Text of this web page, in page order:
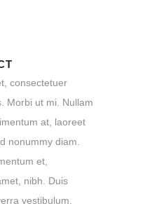
consectetuer
Morbi ut mi. Nullam
at, laoreet
nonummy diam.
et,
nibh. Duis
vestibulum.